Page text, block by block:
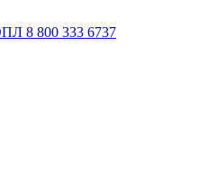
8 800 333 6737